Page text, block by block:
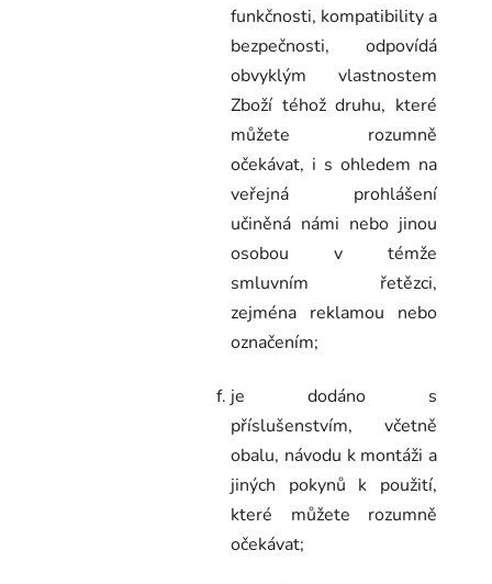
funkčnosti, kompatibility a
bezpečnosti, odpovídá
obvyklým vlastnostem
Zboží téhož druhu, které
můžete rozumně
očekávat, i s ohledem na
veřejná prohlášení
učiněná námi nebo jinou
osobou v témže
smluvním řetězci,
zejména reklamou nebo
označením;
je dodáno s
příslušenstvím, včetně
obalu, návodu k montáži a
jiných pokynů k použití,
které můžete rozumně
očekávat;